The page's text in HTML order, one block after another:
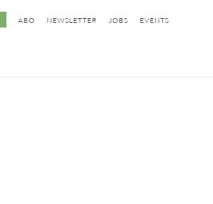
ABO NEWSLETTER JOBS EVENTS